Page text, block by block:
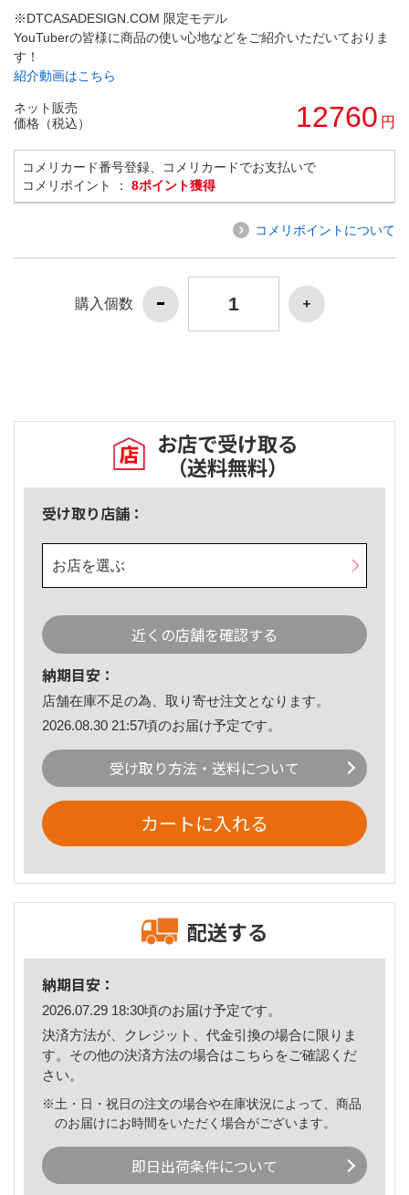
※DTCASADESIGN.COM 限定モデル
YouTuberの皆様に商品の使い心地などをご紹介いただいておりま
す！
紹介動画はこちら
ネット販売
価格（税込）
12760 円
コメリカード番号登録、コメリカードでお支払いで
コメリポイント ： 8ポイント獲得
コメリポイントについて
購入個数
お店で受け取る
（送料無料）
受け取り店舗：
お店を選ぶ
近くの店舗を確認する
納期目安：
店舗在庫不足の為、取り寄せ注文となります。
2026.08.30 21:57頃のお届け予定です。
受け取り方法・送料について
カートに入れる
配送する
納期目安：
2026.07.29 18:30頃のお届け予定です。
決済方法が、クレジット、代金引換の場合に限りま
す。その他の決済方法の場合はこちら をご確認くだ
さい。
※土・日・祝日の注文の場合や在庫状況によって、商品
のお届けにお時間をいただく場合がございます。
即日出荷条件について